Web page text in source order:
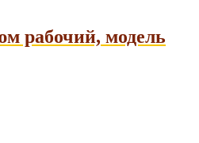
рабочий, модель